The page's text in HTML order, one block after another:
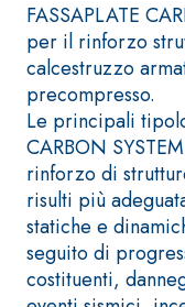
FASSAPLATE
per il rinforzo
calcestruzzo
precompresso.
Le principali
CARBON
rinforzo di
risulti più
statiche e
seguito di
costituenti,
calce
ed esterni